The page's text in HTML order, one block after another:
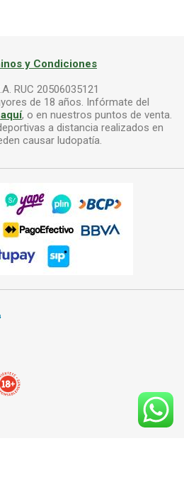
y Condiciones
RUC 20506035121
de 18 años. Infórmate del
aquí, o en nuestros puntos de venta.
a distancia realizados en
causar ludopatía.